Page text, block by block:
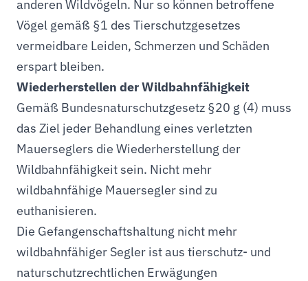
anderen Wildvögeln. Nur so können betroffene
Vögel gemäß §1 des Tierschutzgesetzes
vermeidbare Leiden, Schmerzen und Schäden
erspart bleiben.
Wiederherstellen der Wildbahnfähigkeit
Gemäß Bundesnaturschutzgesetz §20 g (4) muss
das Ziel jeder Behandlung eines verletzten
Mauerseglers die Wiederherstellung der
Wildbahnfähigkeit sein. Nicht mehr
wildbahnfähige Mauersegler sind zu
euthanisieren.
Die Gefangenschaftshaltung nicht mehr
wildbahnfähiger Segler ist aus tierschutz- und
naturschutzrechtlichen Erwägungen